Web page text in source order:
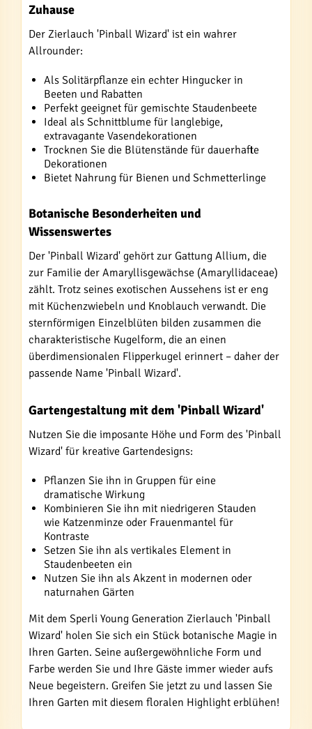
Zuhause
Der Zierlauch 'Pinball Wizard' ist ein wahrer
Allrounder:
Als Solitärpflanze ein echter Hingucker in
Beeten und Rabatten
Perfekt geeignet für gemischte Staudenbeete
Ideal als Schnittblume für langlebige,
extravagante Vasendekorationen
Trocknen Sie die Blütenstände für dauerhafte
Dekorationen
Bietet Nahrung für Bienen und Schmetterlinge
Botanische Besonderheiten und
Wissenswertes
Der 'Pinball Wizard' gehört zur Gattung Allium, die
zur Familie der Amaryllisgewächse (Amaryllidaceae)
zählt. Trotz seines exotischen Aussehens ist er eng
mit Küchenzwiebeln und Knoblauch verwandt. Die
sternförmigen Einzelblüten bilden zusammen die
charakteristische Kugelform, die an einen
überdimensionalen Flipperkugel erinnert – daher der
passende Name 'Pinball Wizard'.
Gartengestaltung mit dem 'Pinball Wizard'
Nutzen Sie die imposante Höhe und Form des 'Pinball
Wizard' für kreative Gartendesigns:
Pflanzen Sie ihn in Gruppen für eine
dramatische Wirkung
Kombinieren Sie ihn mit niedrigeren Stauden
wie Katzenminze oder Frauenmantel für
Kontraste
Setzen Sie ihn als vertikales Element in
Staudenbeeten ein
Nutzen Sie ihn als Akzent in modernen oder
naturnahen Gärten
Mit dem Sperli Young Generation Zierlauch 'Pinball
Wizard' holen Sie sich ein Stück botanische Magie in
Ihren Garten. Seine außergewöhnliche Form und
Farbe werden Sie und Ihre Gäste immer wieder aufs
Neue begeistern. Greifen Sie jetzt zu und lassen Sie
Ihren Garten mit diesem floralen Highlight erblühen!